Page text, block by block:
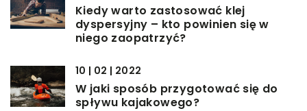
Kiedy warto zastosować klej
dyspersyjny – kto powinien się w
niego zaopatrzyć?
10 | 02 | 2022
W jaki sposób przygotować się do
spływu kajakowego?